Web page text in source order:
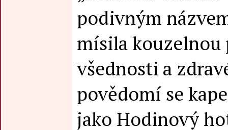
podivným
mísila kouzelnou
všednosti a
povědomí se
jako Hodinový